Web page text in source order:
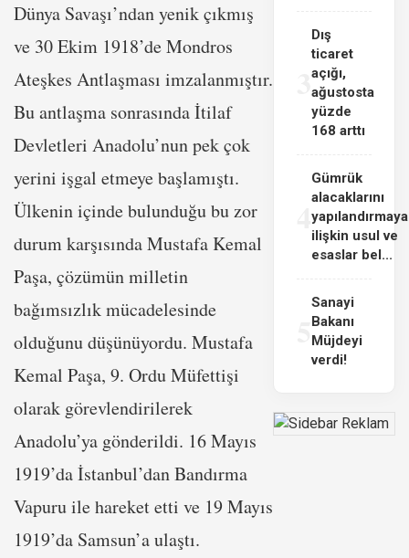
Dünya Savaşı’ndan yenik çıkmış
ve 30 Ekim 1918’de Mondros
Ateşkes Antlaşması imzalanmıştır.
Bu antlaşma sonrasında İtilaf
Devletleri Anadolu’nun pek çok
yerini işgal etmeye başlamıştı.
Ülkenin içinde bulunduğu bu zor
durum karşısında Mustafa Kemal
Paşa, çözümün milletin
bağımsızlık mücadelesinde
olduğunu düşünüyordu. Mustafa
Kemal Paşa, 9. Ordu Müfettişi
olarak görevlendirilerek
Anadolu’ya gönderildi. 16 Mayıs
1919’da İstanbul’dan Bandırma
Vapuru ile hareket etti ve 19 Mayıs
1919’da Samsun’a ulaştı.
3
Dış
ticaret
açığı,
ağustosta
yüzde
168 arttı
4
Gümrük
alacaklarını
yapılandırmaya
ilişkin usul ve
esaslar bel...
Sanayi
Bakanı
Müjdeyi
verdi!